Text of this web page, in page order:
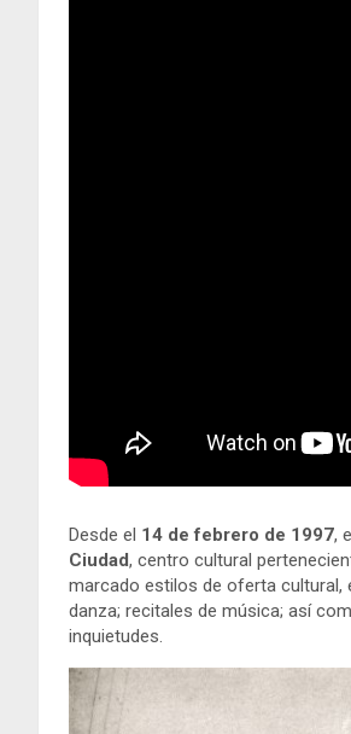
Desde el 14 de febrero de 1997,
Ciudad, centro cultural
marcado estilos de oferta cultural,
danza; recitales de música; así
inquietudes.